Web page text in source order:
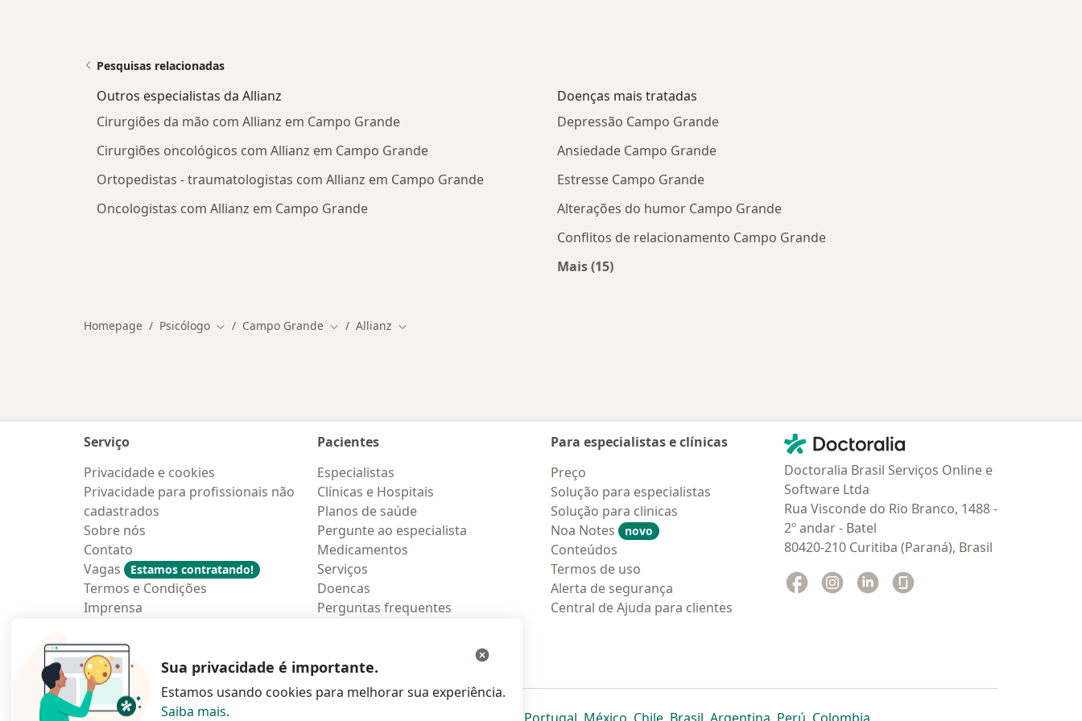
Pesquisas relacionadas
Outros especialistas da Allianz
Cirurgiões da mão com Allianz em Campo Grande
Cirurgiões oncológicos com Allianz em Campo Grande
Ortopedistas - traumatologistas com Allianz em Campo Grande
Oncologistas com Allianz em Campo Grande
Doenças mais tratadas
Depressão Campo Grande
Ansiedade Campo Grande
Estresse Campo Grande
Alterações do humor Campo Grande
Conflitos de relacionamento Campo Grande
Mais (15)
Homepage Psicólogo Mudar de cidade
Campo Grande Mudar de cidade
Allianz Mudar de cidade
Serviço
Privacidade e cookies
Privacidade para profissionais não
cadastrados
Sobre nós
Contato
Vagas
Estamos contratando!
Termos e Condições
Imprensa
Pacientes
Especialistas
Clínicas e Hospitais
Planos de saúde
Pergunte ao especialista
Medicamentos
Serviços
Doencas
Perguntas frequentes
Para especialistas e clínicas
Preço
Solução para especialistas
Solução para clinicas
Noa Notes
novo
Conteúdos
Termos de uso
Alerta de segurança
Central de Ajuda para clientes
Contato
Doctoralia - Homepage
Doctoralia Brasil Serviços Online e
Software Ltda
Rua Visconde do Rio Branco, 1488 -
2º andar - Batel
80420-210 Curitiba (Paraná), Brasil
Facebook
abre num novo separador
Instagram
abre num novo separador
Linkedin
abre num novo separador
abre num novo separadorabre num novo separador
abre num novo separador
abre num novo separador
abre num novo separador
abre num novo separador
abre num novo separador
abre num novo separador
abre num novo separador
abre num novo separador
Sua privacidade é importante.
Estamos usando cookies para melhorar sua experiência.
Saiba mais.